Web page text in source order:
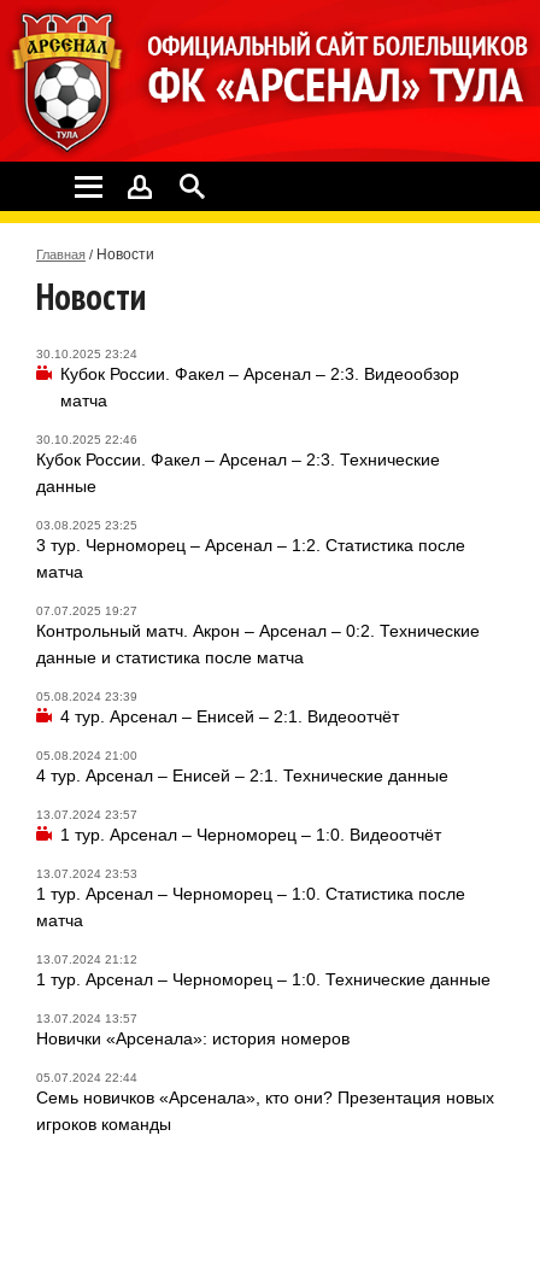
Главная / Новости
Новости
30.10.2025 23:24
Кубок России. Факел – Арсенал – 2:3. Видеообзор
матча
30.10.2025 22:46
Кубок России. Факел – Арсенал – 2:3. Технические
данные
03.08.2025 23:25
3 тур. Черноморец – Арсенал – 1:2. Статистика после
матча
07.07.2025 19:27
Контрольный матч. Акрон – Арсенал – 0:2. Технические
данные и статистика после матча
05.08.2024 23:39
4 тур. Арсенал – Енисей – 2:1. Видеоотчёт
05.08.2024 21:00
4 тур. Арсенал – Енисей – 2:1. Технические данные
13.07.2024 23:57
1 тур. Арсенал – Черноморец – 1:0. Видеоотчёт
13.07.2024 23:53
1 тур. Арсенал – Черноморец – 1:0. Статистика после
матча
13.07.2024 21:12
1 тур. Арсенал – Черноморец – 1:0. Технические данные
13.07.2024 13:57
Новички «Арсенала»: история номеров
05.07.2024 22:44
Семь новичков «Арсенала», кто они? Презентация новых
игроков команды